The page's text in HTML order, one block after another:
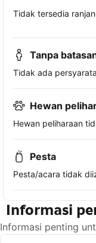
Tidak tersedia
Tanpa
Tidak ada
Hewan
Hewan peliharaan
Pesta
Pesta/acara tidak
Informasi
Informasi penting